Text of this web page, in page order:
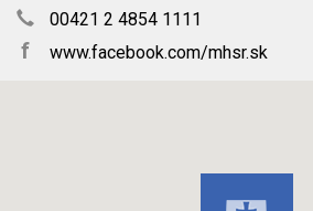
00421 2 4854 1111
f www.facebook.com/mhsr.sk